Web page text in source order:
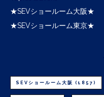
★SEVショールーム大阪★
★SEVショールーム東京★
SEVショールーム大阪 (1857)